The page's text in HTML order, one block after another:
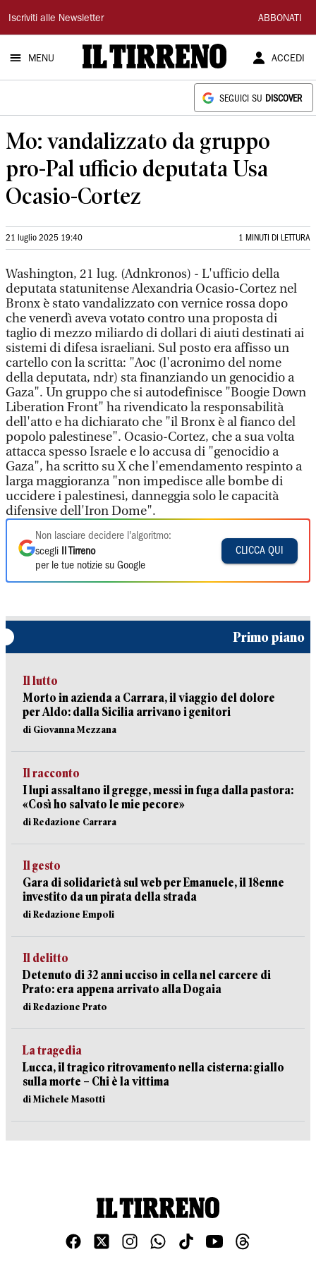
Il
Tirreno
Iscriviti alle Newsletter ABBONATI
MENU ACCEDI
SEGUICI SU DISCOVER
Mo: vandalizzato da gruppo
pro-Pal ufficio deputata Usa
Ocasio-Cortez
21 luglio 2025 19:40 1 MINUTI DI LETTURA
Washington, 21 lug. (Adnkronos) - L'ufficio della
deputata statunitense Alexandria Ocasio-Cortez nel
Bronx è stato vandalizzato con vernice rossa dopo
che venerdì aveva votato contro una proposta di
taglio di mezzo miliardo di dollari di aiuti destinati ai
sistemi di difesa israeliani. Sul posto era affisso un
cartello con la scritta: "Aoc (l'acronimo del nome
della deputata, ndr) sta finanziando un genocidio a
Gaza". Un gruppo che si autodefinisce "Boogie Down
Liberation Front" ha rivendicato la responsabilità
dell'atto e ha dichiarato che "il Bronx è al fianco del
popolo palestinese". Ocasio-Cortez, che a sua volta
attacca spesso Israele e lo accusa di "genocidio a
Gaza", ha scritto su X che l'emendamento respinto a
larga maggioranza "non impedisce alle bombe di
uccidere i palestinesi, danneggia solo le capacità
difensive dell'Iron Dome".
Non lasciare decidere l'algoritmo:
scegli
Il Tirreno
per le tue notizie su Google
CLICCA QUI
Primo piano
Il lutto
Morto in azienda a Carrara, il viaggio del dolore
per Aldo: dalla Sicilia arrivano i genitori
di Giovanna Mezzana
Il racconto
I lupi assaltano il gregge, messi in fuga dalla pastora:
«Così ho salvato le mie pecore»
di Redazione Carrara
Il gesto
Gara di solidarietà sul web per Emanuele, il 18enne
investito da un pirata della strada
di Redazione Empoli
Il delitto
Detenuto di 32 anni ucciso in cella nel carcere di
Prato: era appena arrivato alla Dogaia
di Redazione Prato
La tragedia
Lucca, il tragico ritrovamento nella cisterna: giallo
sulla morte – Chi è la vittima
di Michele Masotti